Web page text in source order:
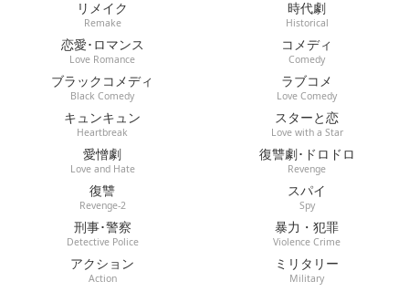
リメイク
Remake
時代劇
Historical
恋愛･ロマンス
Love Romance
コメディ
Comedy
ブラックコメディ
Black Comedy
ラブコメ
Love Comedy
キュンキュン
Heartbreak
スターと恋
Love with a Star
愛憎劇
Love and Hate
復讐劇･ドロドロ
Revenge
復讐
Revenge-2
スパイ
Spy
刑事･警察
Detective Police
暴力・犯罪
Violence Crime
アクション
Action
ミリタリー
Military